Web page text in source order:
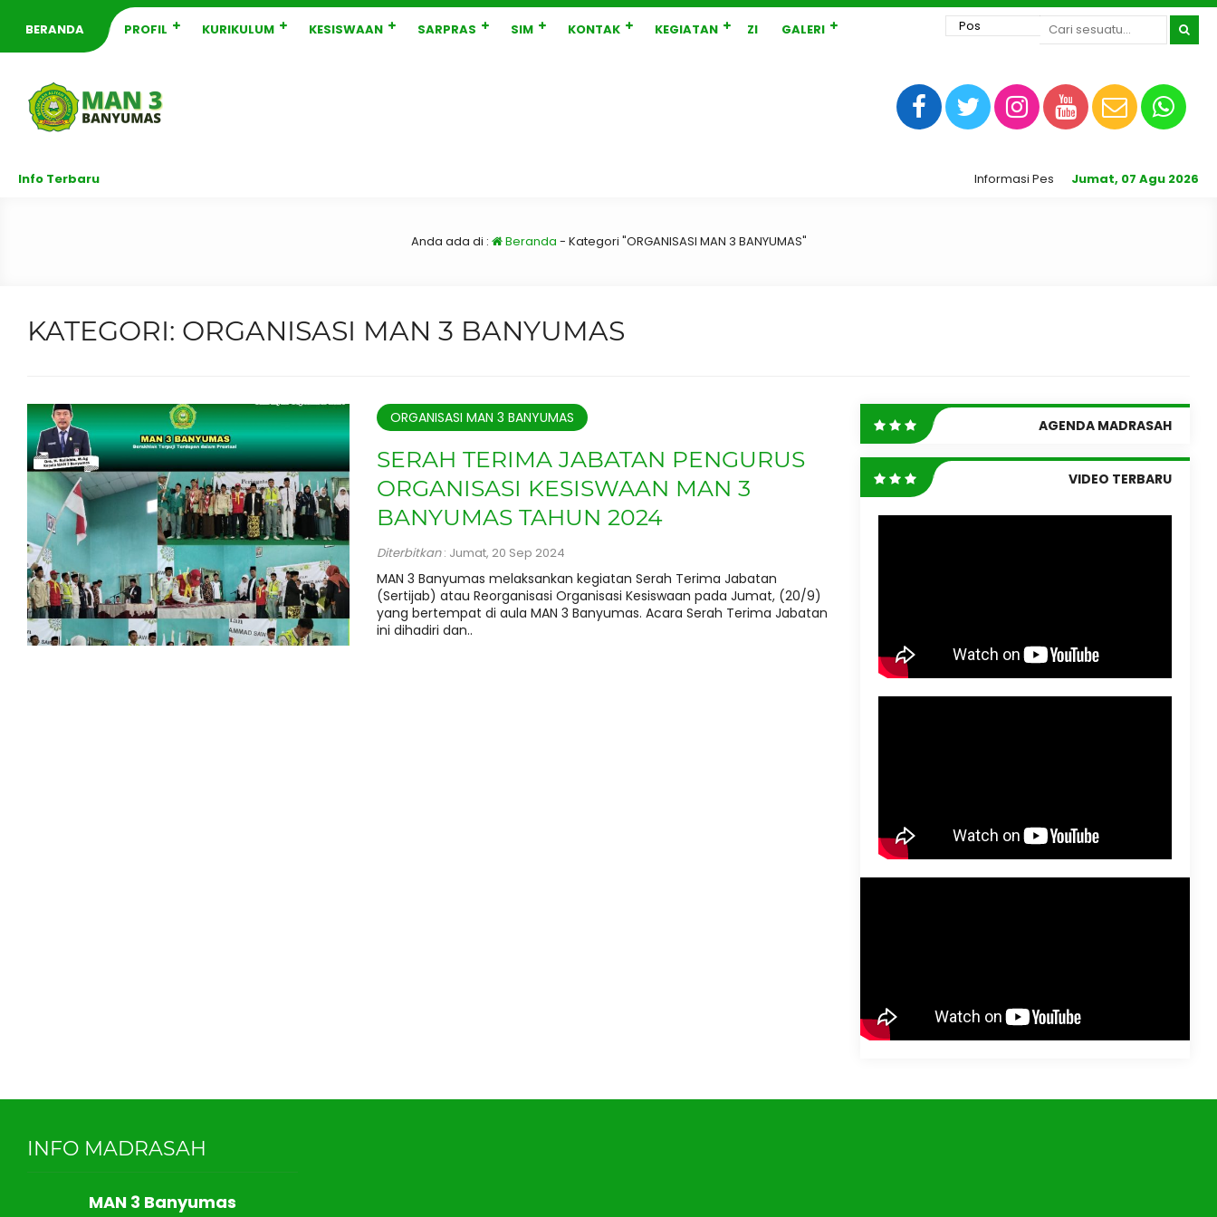
BERANDA PROFIL KURIKULUM KESISWAAN SARPRAS SIM KONTAK KEGIATAN ZI GALERI
Info Terbaru Jumat, 07 Agu 2026
Informasi Peserta Didik Baru Madrasah
Anda ada di : Beranda - Kategori "ORGANISASI MAN 3 BANYUMAS"
KATEGORI: ORGANISASI MAN 3 BANYUMAS
ORGANISASI MAN 3 BANYUMAS
SERAH TERIMA JABATAN PENGURUS
ORGANISASI KESISWAAN MAN 3
BANYUMAS TAHUN 2024
Diterbitkan: Jumat, 20 Sep 2024
MAN 3 Banyumas melaksankan kegiatan Serah Terima Jabatan
(Sertijab) atau Reorganisasi Organisasi Kesiswaan pada Jumat, (20/9)
yang bertempat di aula MAN 3 Banyumas. Acara Serah Terima Jabatan
ini dihadiri dan..
AGENDA MADRASAH
VIDEO TERBARU
INFO MADRASAH
MAN 3 Banyumas